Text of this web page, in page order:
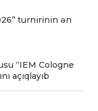
turnirinin ən
“IEM Cologne
açıqlayıb